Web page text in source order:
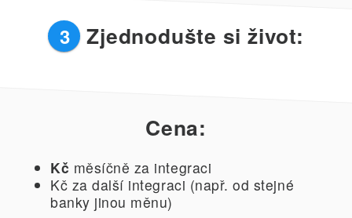
3 Zjednodušte si život:
Cena:
Kč měsíčně za integraci
Kč za další integraci (např. od stejné
banky jinou měnu)